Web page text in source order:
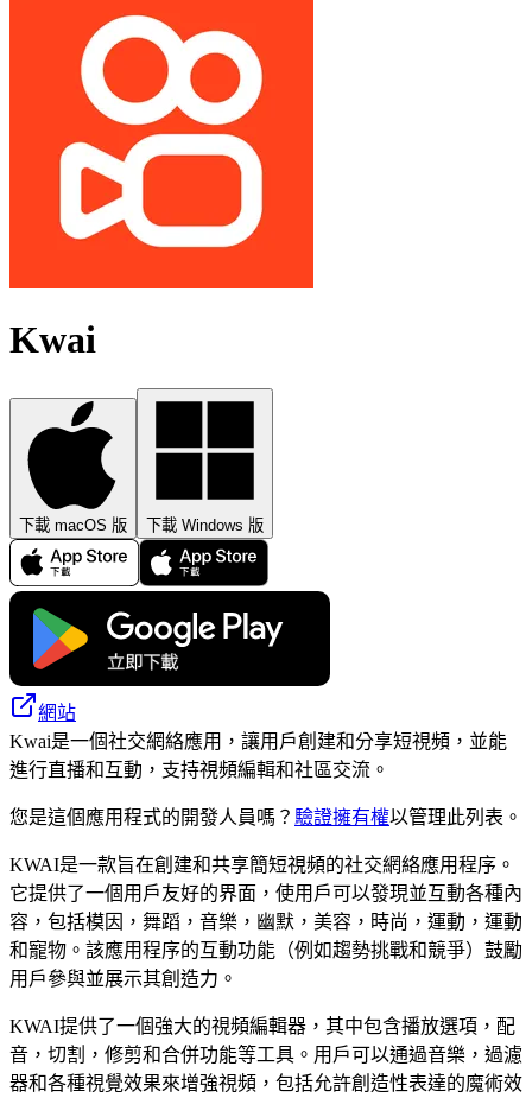
Kwai
下載 macOS 版 下載 Windows 版
網站
Kwai是一個社交網絡應用，讓用戶創建和分享短視頻，並能
進行直播和互動，支持視頻編輯和社區交流。
您是這個應用程式的開發人員嗎？ 驗證擁有權以管理此列表。
KWAI是一款旨在創建和共享簡短視頻的社交網絡應用程序。
它提供了一個用戶友好的界面，使用戶可以發現並互動各種內
容，包括模因，舞蹈，音樂，幽默，美容，時尚，運動，運動
和寵物。該應用程序的互動功能（例如趨勢挑戰和競爭）鼓勵
用戶參與並展示其創造力。
KWAI提供了一個強大的視頻編輯器，其中包含播放選項，配
音，切割，修剪和合併功能等工具。用戶可以通過音樂，過濾
器和各種視覺效果來增強視頻，包括允許創造性表達的魔術效